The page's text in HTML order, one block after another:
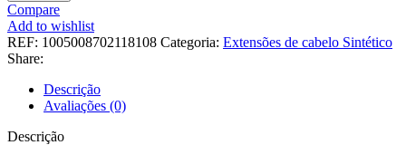
Compare
Add to wishlist
REF: 1005008702118108 Categoria: Extensões de cabelo Sintético
Share:
Descrição
Avaliações (0)
Descrição